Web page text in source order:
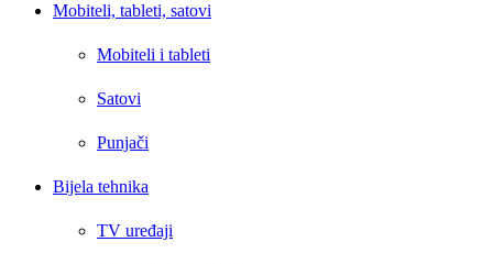
Mobiteli, tableti, satovi
Mobiteli i tableti
Satovi
Punjači
Bijela tehnika
TV uređaji